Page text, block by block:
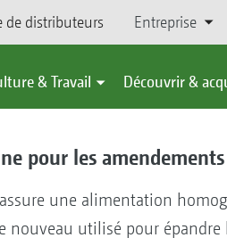
de distributeurs Entreprise
& Travail Découvrir &
pour les
une alimentation
nouveau utilisé pour